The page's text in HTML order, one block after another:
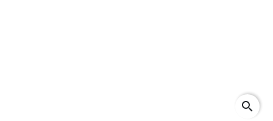
search